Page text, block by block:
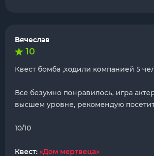
Вячеслав
10
Квест бомба ,ходили компанией 5
Все безумно понравилось, игра
высшем уровне, рекомендую
10/10
Квест: «Дом мертвеца»